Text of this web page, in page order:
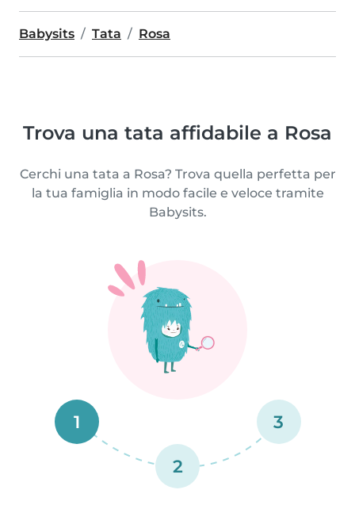
Babysits Tata Rosa
Trova una tata affidabile a Rosa
Cerchi una tata a Rosa? Trova quella perfetta per
la tua famiglia in modo facile e veloce tramite
Babysits.
1
2
3